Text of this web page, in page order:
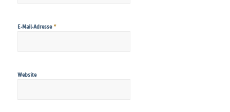
E-Mail-Adresse *
Website